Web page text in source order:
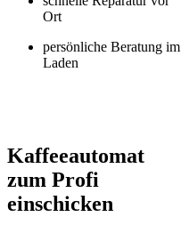
Ort
persönliche Beratung im
Laden
Kaffeeautomat
zum Profi
einschicken